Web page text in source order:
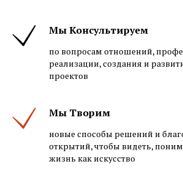
Мы Консультируем
по вопросам отношений,
реализации, создания и
проектов
Мы Творим
новые способы решений и
открытий, чтобы видеть,
жизнь как искусство